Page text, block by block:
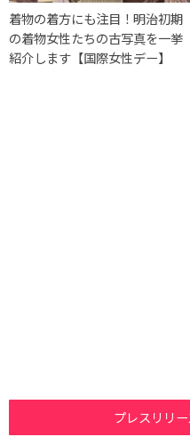
着物の着方にも注目！明治初期
の着物女性たちの古写真を一挙
紹介します【国際女性デー】
プレスリリ